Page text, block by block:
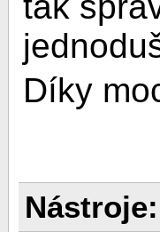
Díky
Nástroje: